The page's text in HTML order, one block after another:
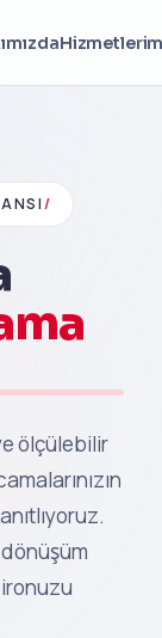
/
ölçülebilir